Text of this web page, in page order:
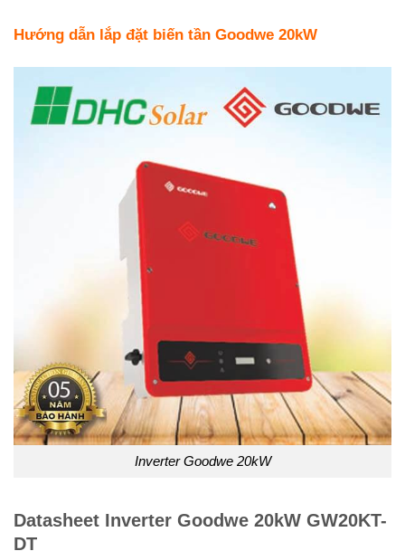
Hướng dẫn lắp đặt biến tần Goodwe 20kW
Inverter Goodwe 20kW
Datasheet Inverter Goodwe 20kW GW20KT-
DT